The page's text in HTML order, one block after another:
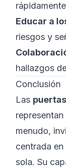
Educar a
riesgos y
hallazgos
Conclusión
Las
menudo,
centrada
sola. Su